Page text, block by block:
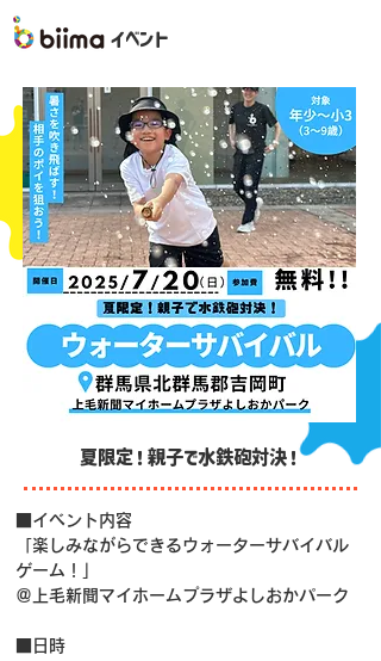
イベント
夏限定！親子で水鉄砲対決！
■イベント内容
「楽しみながらできるウォーターサバイバル
ゲーム！」
＠上毛新聞マイホームプラザよしおかパーク
■日時